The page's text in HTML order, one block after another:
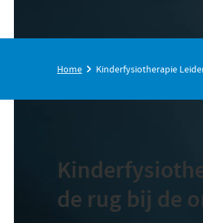
Home Kinderfysiotherapie
de rug bij de